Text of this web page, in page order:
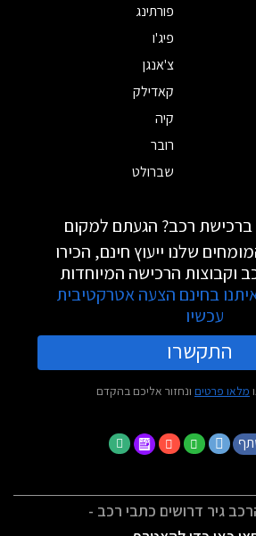
פורתינג
פיג'ו
צ'אנגן
קאדילק
קיה
רובר
שברולט
ברכישת רכב? הגעתם למקום
שלנו ייעוץ חינם, הכירו
וקבוצות הרכישה המיוחדות
בחינם הצעה אטרקטיבית
עכשיו
התקשרו
מלאו פרטים ונחזור אליכם בהקדם
גיר דרושים כתבי רכב -